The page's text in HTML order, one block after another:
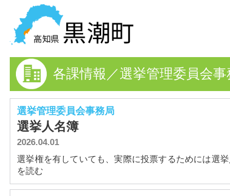
HOME
まちの情報
各課情報
事業者の方へ
電子申請
黒潮町の情報を探す
各課情報／選挙管理委員会事
選挙管理委員会事務局
選挙人名簿
2026.04.01
選挙権を有していても、実際に投票するためには選
を読む